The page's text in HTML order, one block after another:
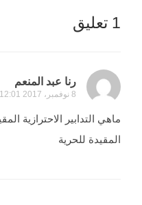
1 تعليق
رنا عبد المنعم
8 نوفمبر، 2017 AT 12:01 م
ماهي التدابير الاحترازية
المقيدة للحرية